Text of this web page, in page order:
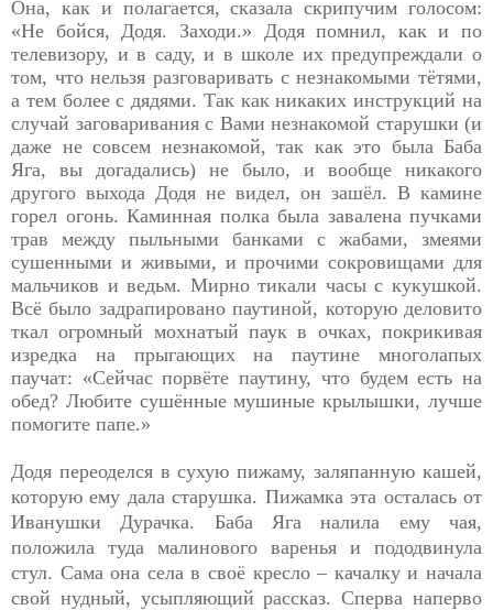
Она, как и полагается, сказала скрипучим голосом:
«Не бойся, Додя. Заходи.» Додя помнил, как и по
телевизору, и в саду, и в школе их предупреждали о
том, что нельзя разговаривать с незнакомыми тётями,
а тем более с дядями. Так как никаких инструкций на
случай заговаривания с Вами незнакомой старушки (и
даже не совсем незнакомой, так как это была Баба
Яга, вы догадались) не было, и вообще никакого
другого выхода Додя не видел, он зашёл. В камине
горел огонь. Каминная полка была завалена пучками
трав между пыльными банками с жабами, змеями
сушенными и живыми, и прочими сокровищами для
мальчиков и ведьм. Мирно тикали часы с кукушкой.
Всё было задрапировано паутиной, которую деловито
ткал огромный мохнатый паук в очках, покрикивая
изредка на прыгающих на паутине многолапых
паучат: «Сейчас порвёте паутину, что будем есть на
обед? Любите сушённые мушиные крылышки, лучше
помогите папе.»
Додя переоделся в сухую пижаму, заляпанную кашей,
которую ему дала старушка. Пижамка эта осталась от
Иванушки Дурачка. Баба Яга налила ему чая,
положила туда малинового варенья и пододвинула
стул. Сама она села в своё кресло – качалку и начала
свой нудный, усыпляющий рассказ. Сперва наперво